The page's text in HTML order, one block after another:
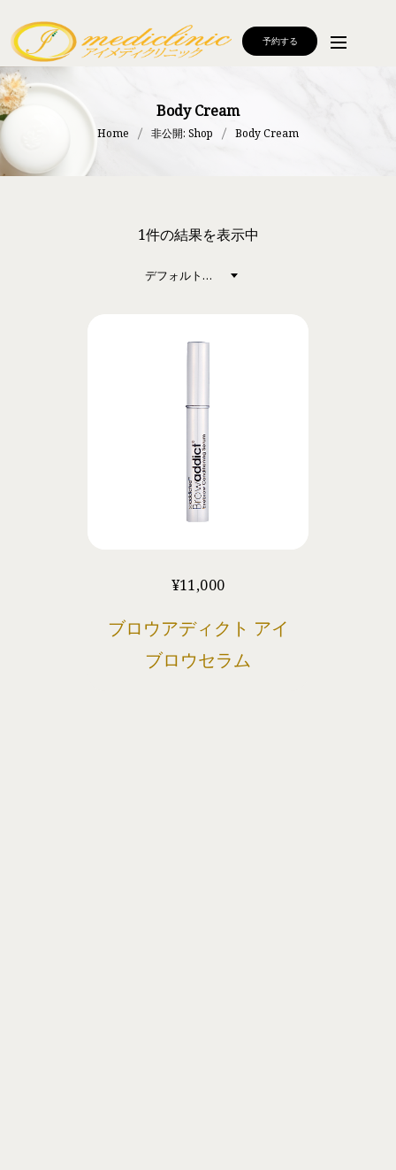
予約する
Body Cream
Home 非公開: Shop Body Cream
1件の結果を表示中
デフォルト表示
¥11,000
ブロウアディクト アイ
ブロウセラム